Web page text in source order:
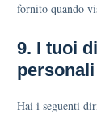
fornito quando
9. I tuoi
personali
Hai i seguenti